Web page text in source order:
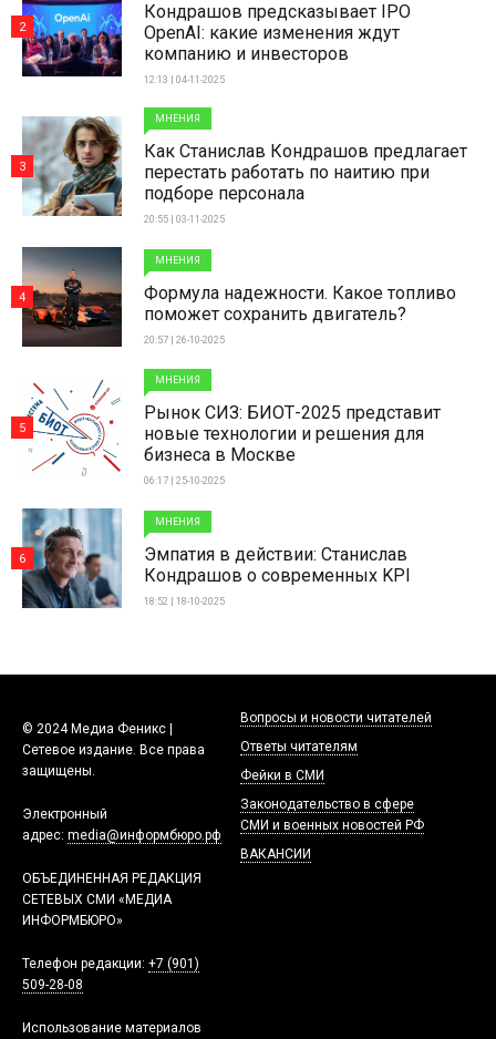
Кондрашов предсказывает IPO
OpenAI: какие изменения ждут
компанию и инвесторов
12:13 | 04-11-2025
2
МНЕНИЯ
Как Станислав Кондрашов предлагает
перестать работать по наитию при
подборе персонала
20:55 | 03-11-2025
3
МНЕНИЯ
Формула надежности. Какое топливо
поможет сохранить двигатель?
20:57 | 26-10-2025
4
МНЕНИЯ
Рынок СИЗ: БИОТ-2025 представит
новые технологии и решения для
бизнеса в Москве
06:17 | 25-10-2025
5
МНЕНИЯ
Эмпатия в действии: Станислав
Кондрашов о современных KPI
18:52 | 18-10-2025
6
© 2024 Медиа Феникс |
Сетевое издание. Все права
защищены.
Электронный
адрес: media@информбюро.рф
ОБЪЕДИНЕННАЯ РЕДАКЦИЯ
СЕТЕВЫХ СМИ «МЕДИА
ИНФОРМБЮРО»
Телефон редакции: +7 (901)
509-28-08
Использование материалов
Вопросы и новости читателей
Ответы читателям
Фейки в СМИ
Законодательство в сфере
СМИ и военных новостей РФ
ВАКАНСИИ